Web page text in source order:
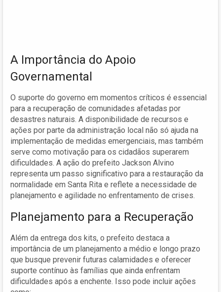
A Importância do Apoio
Governamental
O suporte do governo em momentos críticos é essencial
para a recuperação de comunidades afetadas por
desastres naturais. A disponibilidade de recursos e
ações por parte da administração local não só ajuda na
implementação de medidas emergenciais, mas também
serve como motivação para os cidadãos superarem
dificuldades. A ação do prefeito Jackson Alvino
representa um passo significativo para a restauração da
normalidade em Santa Rita e reflete a necessidade de
planejamento e agilidade no enfrentamento de crises.
Planejamento para a Recuperação
Além da entrega dos kits, o prefeito destaca a
importância de um planejamento a médio e longo prazo
que busque prevenir futuras calamidades e oferecer
suporte contínuo às famílias que ainda enfrentam
dificuldades após a enchente. Isso pode incluir ações